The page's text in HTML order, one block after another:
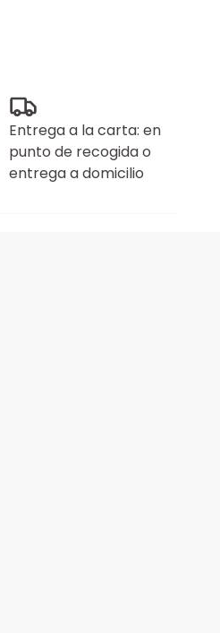
Entrega a la carta: en
punto de recogida o
entrega a domicilio